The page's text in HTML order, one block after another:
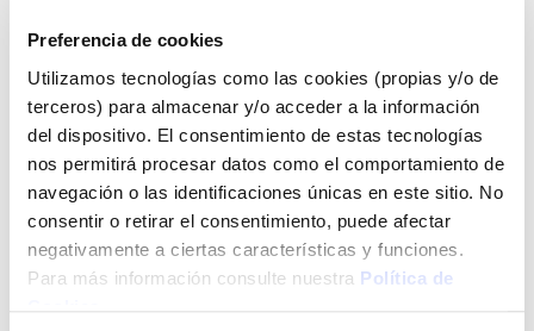
Preferencia de cookies
Utilizamos tecnologías como las cookies (propias y/o de
terceros) para almacenar y/o acceder a la información
del dispositivo. El consentimiento de estas tecnologías
nos permitirá procesar datos como el comportamiento de
navegación o las identificaciones únicas en este sitio. No
consentir o retirar el consentimiento, puede afectar
negativamente a ciertas características y funciones.
Para más información consulte nuestra Política de
Agotado
Introduce tu e-mail y te avisaremos si el artículo vuelve a
estar disponible.
Avisarme